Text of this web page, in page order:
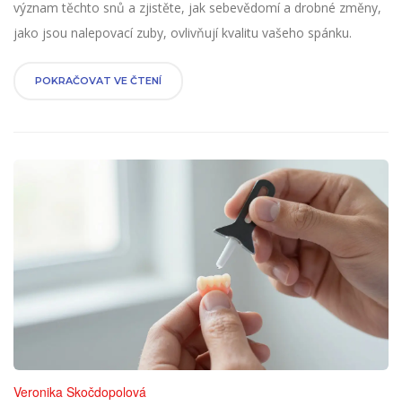
význam těchto snů a zjistěte, jak sebevědomí a drobné změny,
jako jsou nalepovací zuby, ovlivňují kvalitu vašeho spánku.
POKRAČOVAT VE ČTENÍ
Veronika Skočdopolová